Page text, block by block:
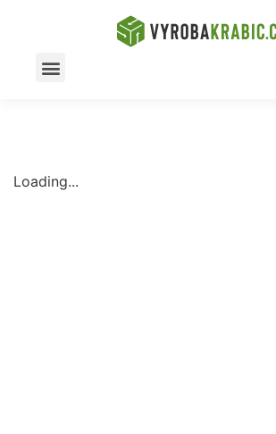
Loading...